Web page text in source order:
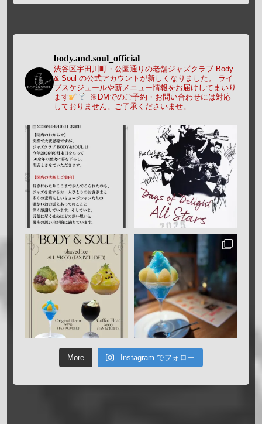
body.and.soul_official
渋谷区宇田川町・公園通りの老舗ジャズクラブ Body
& Soul の公式アカウントが新しくなりました。
ライ
ブスケジュールや新メニュー情報をお届けしてまいり
ます
※DMでのご予約・お問い合わせには対応
しておりません。ご了承くださいませ。
More Instagram でフォロー